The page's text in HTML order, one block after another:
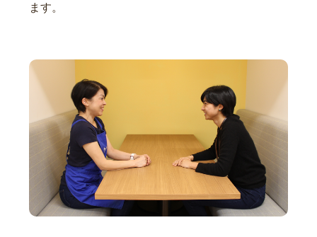
ます。